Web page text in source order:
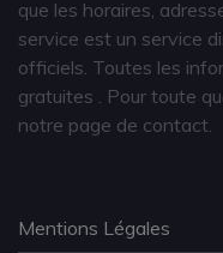
que les horaires,
service est un service
officiels. Toutes les
gratuites
. Pour toute
notre page de contact.
Mentions Légales